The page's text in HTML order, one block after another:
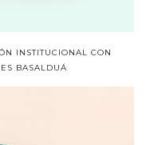
INSTITUCIONAL CON
BASALDUÁ